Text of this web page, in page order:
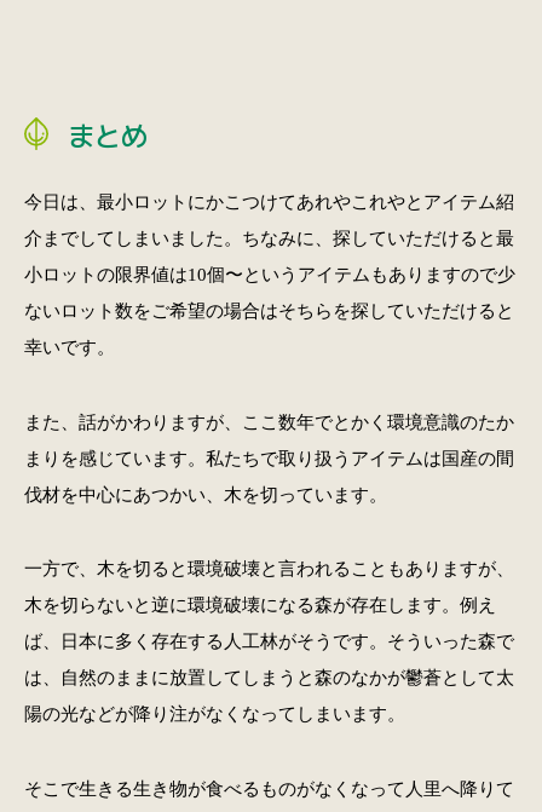
まとめ
今日は、最小ロットにかこつけてあれやこれやとアイテム紹
介までしてしまいました。ちなみに、探していただけると最
小ロットの限界値は10個〜というアイテムもありますので少
ないロット数をご希望の場合はそちらを探していただけると
幸いです。
また、話がかわりますが、ここ数年でとかく環境意識のたか
まりを感じています。私たちで取り扱うアイテムは国産の間
伐材を中心にあつかい、木を切っています。
一方で、木を切ると環境破壊と言われることもありますが、
木を切らないと逆に環境破壊になる森が存在します。例え
ば、日本に多く存在する人工林がそうです。そういった森で
は、自然のままに放置してしまうと森のなかが鬱蒼として太
陽の光などが降り注がなくなってしまいます。
そこで生きる生き物が食べるものがなくなって人里へ降りて